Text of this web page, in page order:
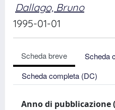
Dallago, Bruno
1995-01-01
Scheda breve
Scheda
Scheda completa (DC)
Anno di pubblicazione